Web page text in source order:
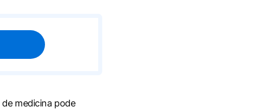
medicina pode